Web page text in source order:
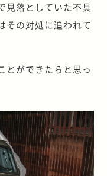
見落としていた不具
その対処に追われて
とができたらと思っ